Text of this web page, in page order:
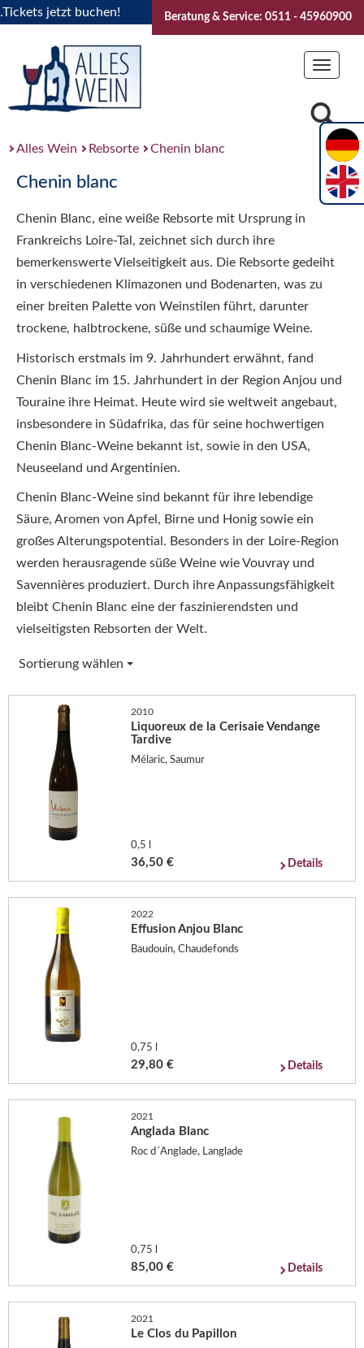
jetzt buchen! "Das Sommerfest 2026" Vive la
Beratung & Service: 0511 - 45960900
Toggle
Alles Wein Rebsorte Chenin blanc
Chenin blanc
Chenin Blanc, eine weiße Rebsorte mit Ursprung in
Frankreichs Loire-Tal, zeichnet sich durch ihre
bemerkenswerte Vielseitigkeit aus. Die Rebsorte gedeiht
in verschiedenen Klimazonen und Bodenarten, was zu
einer breiten Palette von Weinstilen führt, darunter
trockene, halbtrockene, süße und schaumige Weine.
Historisch erstmals im 9. Jahrhundert erwähnt, fand
Chenin Blanc im 15. Jahrhundert in der Region Anjou und
Touraine ihre Heimat. Heute wird sie weltweit angebaut,
insbesondere in Südafrika, das für seine hochwertigen
Chenin Blanc-Weine bekannt ist, sowie in den USA,
Neuseeland und Argentinien.
Chenin Blanc-Weine sind bekannt für ihre lebendige
Säure, Aromen von Apfel, Birne und Honig sowie ein
großes Alterungspotential. Besonders in der Loire-Region
werden herausragende süße Weine wie Vouvray und
Savennières produziert. Durch ihre Anpassungsfähigkeit
bleibt Chenin Blanc eine der faszinierendsten und
vielseitigsten Rebsorten der Welt.
Sortierung wählen
2010
Liquoreux de la Cerisaie Vendange
Tardive
Mélaric, Saumur
0,5 l
36,50 € Details
2022
Effusion Anjou Blanc
Baudouin, Chaudefonds
0,75 l
29,80 € Details
2021
Anglada Blanc
Roc d´Anglade, Langlade
0,75 l
85,00 € Details
2021
Le Clos du Papillon